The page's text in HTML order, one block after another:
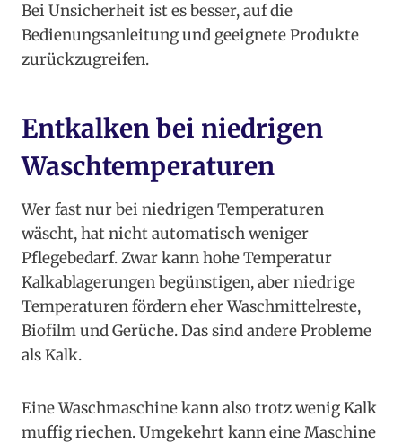
Bei Unsicherheit ist es besser, auf die
Bedienungsanleitung und geeignete Produkte
zurückzugreifen.
Entkalken bei niedrigen
Waschtemperaturen
Wer fast nur bei niedrigen Temperaturen
wäscht, hat nicht automatisch weniger
Pflegebedarf. Zwar kann hohe Temperatur
Kalkablagerungen begünstigen, aber niedrige
Temperaturen fördern eher Waschmittelreste,
Biofilm und Gerüche. Das sind andere Probleme
als Kalk.
Eine Waschmaschine kann also trotz wenig Kalk
muffig riechen. Umgekehrt kann eine Maschine